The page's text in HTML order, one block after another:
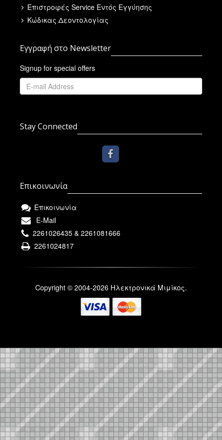
Επιστροφές Service Εντός Εγγύησης
Κώδικας Δεοντολογίας
Εγγραφή στο Newsletter
Signup for special offers
Stay Connected
Επικοινωνία
Επικοινωνία
E-Mail
2261026435 & 2261081666
2261024817
Copyright © 2004-2026 Ηλεκτρονικά Μιμίκος.